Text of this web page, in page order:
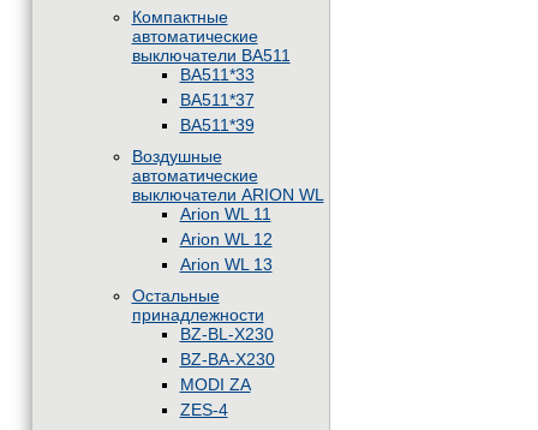
Компактные
автоматические
выключатели BA511
BA511*33
BA511*37
BA511*39
Воздушные
автоматические
выключатели ARION WL
Arion WL 11
Arion WL 12
Arion WL 13
Остальные
принадлежности
BZ-BL-X230
BZ-BA-X230
MODI ZA
ZES-4